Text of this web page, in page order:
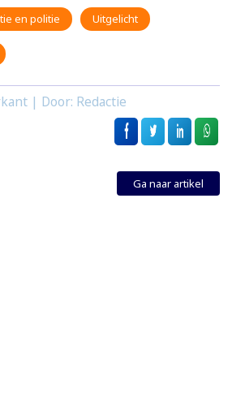
en politie Uitgelicht
| Door: Redactie
Ga naar artikel